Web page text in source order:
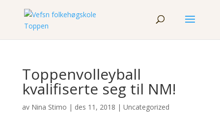
Toppenvolleyball
kvalifiserte seg til NM!
av Nina Stimo | des 11, 2018 | Uncategorized